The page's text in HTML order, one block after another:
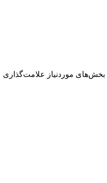
بخش‌های موردنیاز علامت‌گذاری